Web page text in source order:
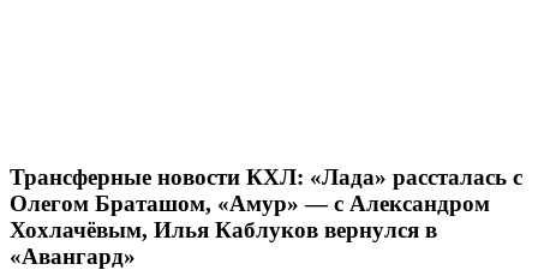
Трансферные новости КХЛ: «Лада» рассталась с
Олегом Браташом, «Амур» — с Александром
Хохлачёвым, Илья Каблуков вернулся в
«Авангард»